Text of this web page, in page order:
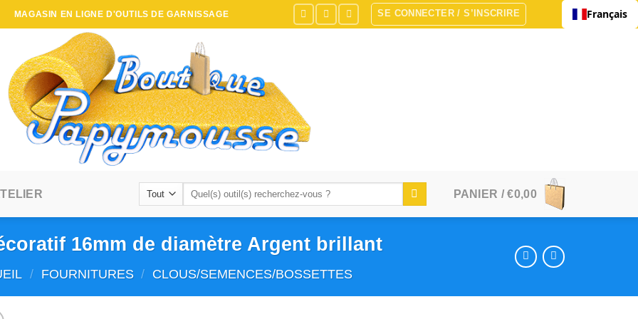
MAGASIN EN LIGNE D'OUTILS DE GARNISSAGE SE CONNECTER / S’INSCRIRE Français
Recherche
pour :
PANIER /€0,00
16mm de diamètre Argent brillant
/ FOURNITURES / CLOUS/SEMENCES/BOSSETTES